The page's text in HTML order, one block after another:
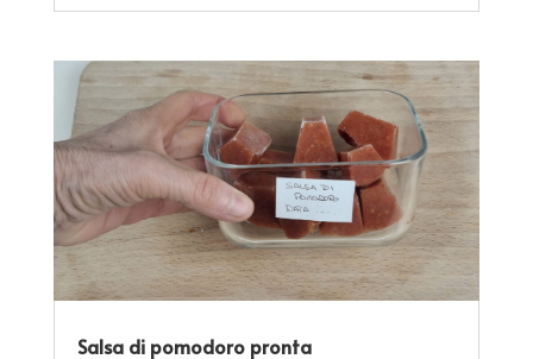
Salsa di pomodoro pronta